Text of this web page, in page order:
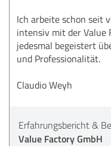
Ich arbeite schon seit
intensiv mit der Value
jedesmal begeistert
und Professionalität.
Claudio Weyh
Erfahrungsbericht &
Value Factory GmbH